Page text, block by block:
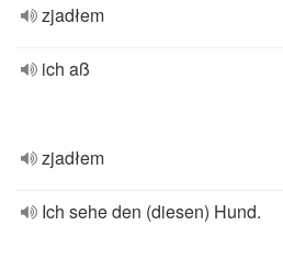
zjadłem
ich aß
zjadłem
Ich sehe den (diesen) Hund.